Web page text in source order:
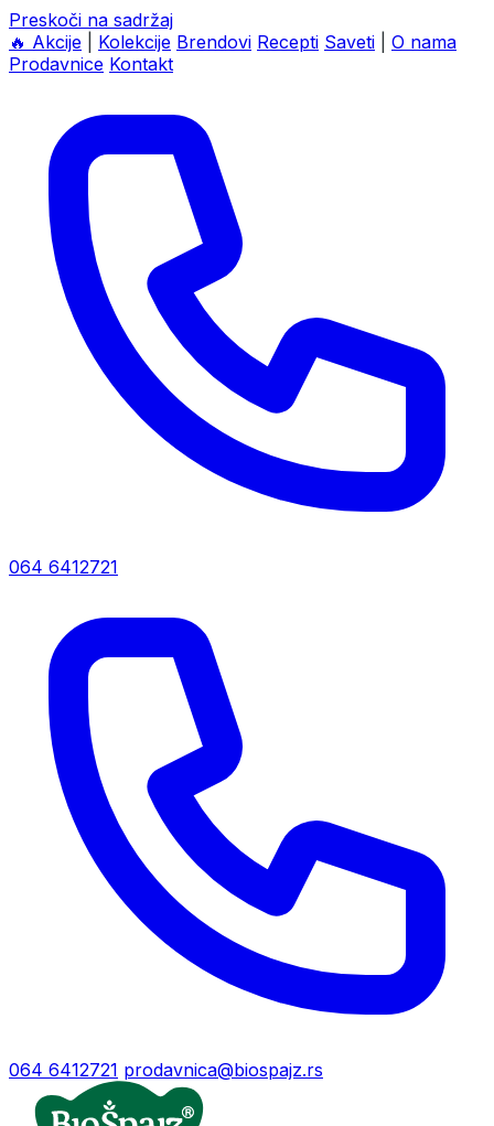
Preskoči na sadržaj
🔥 Akcije Kolekcije Brendovi Recepti Saveti
O nama
Prodavnice Kontakt
064 6412721
064 6412721 prodavnica@biospajz.rs